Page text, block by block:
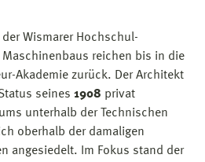
Wismarer Hochschul-
reichen bis in die
Akademie zurück. Der Architekt
seines 1908 privat
unterhalb der Technischen
oberhalb der damaligen
angesiedelt. Im Fokus stand der